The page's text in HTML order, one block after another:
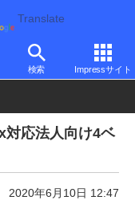
Translate
検索 Impressサイト
・オー・データ機器
応法人向け4ベ
2020年6月10日 12:47